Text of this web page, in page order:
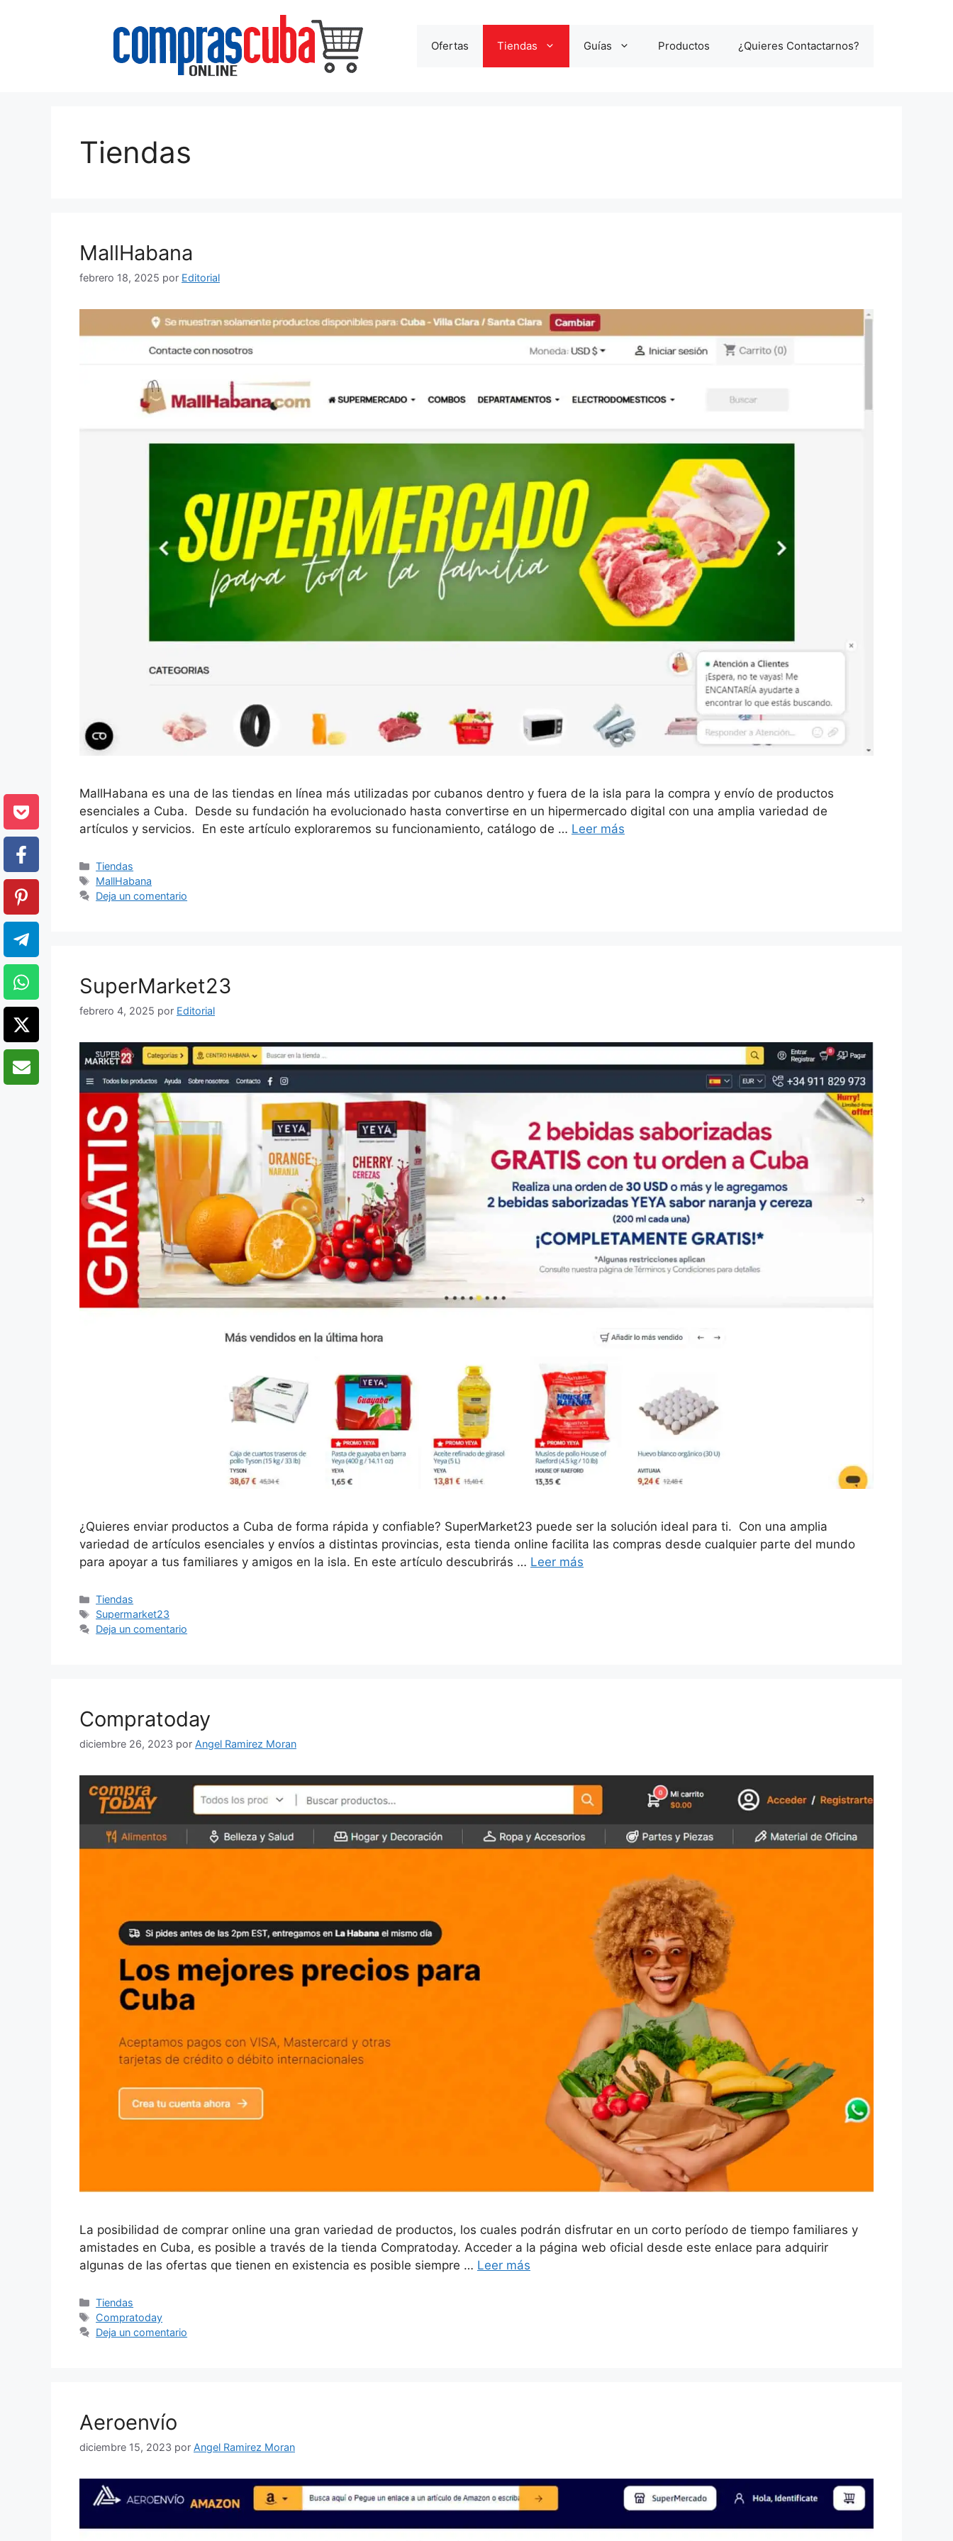
Ofertas Tiendas Guías Productos ¿Quieres Contactarnos?
Tiendas
MallHabana
febrero 18, 2025 por Editorial
MallHabana es una de las tiendas en línea más utilizadas por cubanos dentro y fuera de la isla para la compra y envío de productos
esenciales a Cuba. Desde su fundación ha evolucionado hasta convertirse en un hipermercado digital con una amplia variedad de
artículos y servicios. En este artículo exploraremos su funcionamiento, catálogo de … Leer más
Categorías
Tiendas
Etiquetas
MallHabana
Deja un comentario
SuperMarket23
febrero 4, 2025 por Editorial
¿Quieres enviar productos a Cuba de forma rápida y confiable? SuperMarket23 puede ser la solución ideal para ti. Con una amplia
variedad de artículos esenciales y envíos a distintas provincias, esta tienda online facilita las compras desde cualquier parte del mundo
para apoyar a tus familiares y amigos en la isla. En este artículo descubrirás … Leer más
Categorías
Tiendas
Etiquetas
Supermarket23
Deja un comentario
Compratoday
diciembre 26, 2023 por Angel Ramirez Moran
La posibilidad de comprar online una gran variedad de productos, los cuales podrán disfrutar en un corto período de tiempo familiares y
amistades en Cuba, es posible a través de la tienda Compratoday. Acceder a la página web oficial desde este enlace para adquirir
algunas de las ofertas que tienen en existencia es posible siempre … Leer más
Categorías
Tiendas
Etiquetas
Compratoday
Deja un comentario
Aeroenvío
diciembre 15, 2023 por Angel Ramirez Moran